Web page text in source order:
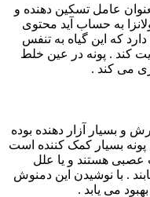
عامل تسکین دهنده و
به حساب آید محتوی
که این گیاه به تنفس
کند . پونه در عین خلط
می کند .
و بسیار آزار دهنده بوده
بسیار کمک کننده است
عصبی هستند و یا علل
. با نوشیدن این دمنوش
می یابد .